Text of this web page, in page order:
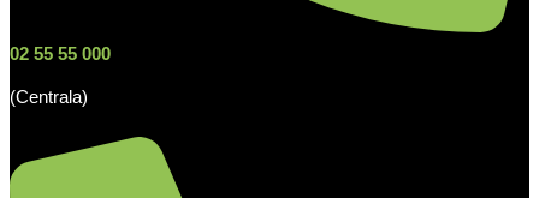
02 55 55 000
(Centrala)